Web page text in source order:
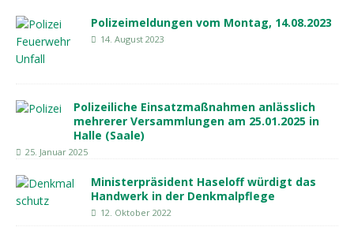
Polizeimeldungen vom Montag, 14.08.2023
14. August 2023
Polizeiliche Einsatzmaßnahmen anlässlich
mehrerer Versammlungen am 25.01.2025 in
Halle (Saale)
25. Januar 2025
Ministerpräsident Haseloff würdigt das
Handwerk in der Denkmalpflege
12. Oktober 2022